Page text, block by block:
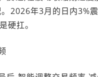
。2026年3月的日内
硬扛。